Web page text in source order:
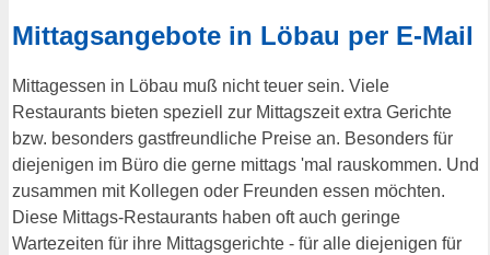
Mittagsangebote in Löbau per E-Mail
Mittagessen in Löbau muß nicht teuer sein. Viele
Restaurants bieten speziell zur Mittagszeit extra Gerichte
bzw. besonders gastfreundliche Preise an. Besonders für
diejenigen im Büro die gerne mittags 'mal rauskommen. Und
zusammen mit Kollegen oder Freunden essen möchten.
Diese Mittags-Restaurants haben oft auch geringe
Wartezeiten für ihre Mittagsgerichte - für alle diejenigen für